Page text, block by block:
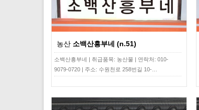
농산 소백산흥부네 (n.51)
소백산흥부네 | 취급품목: 농산물 | 연락처: 010-
9079-0720 | 주소: 수원천로 258번길 10-…